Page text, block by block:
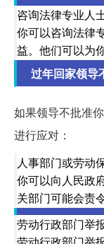
咨询法律专业人
你可以咨询法律
益。他们可以为
过年回家领导
如果领导不批准
进行应对：
人事部门或劳动
你可以向人民政
关部门可能会责
劳动行政部门举